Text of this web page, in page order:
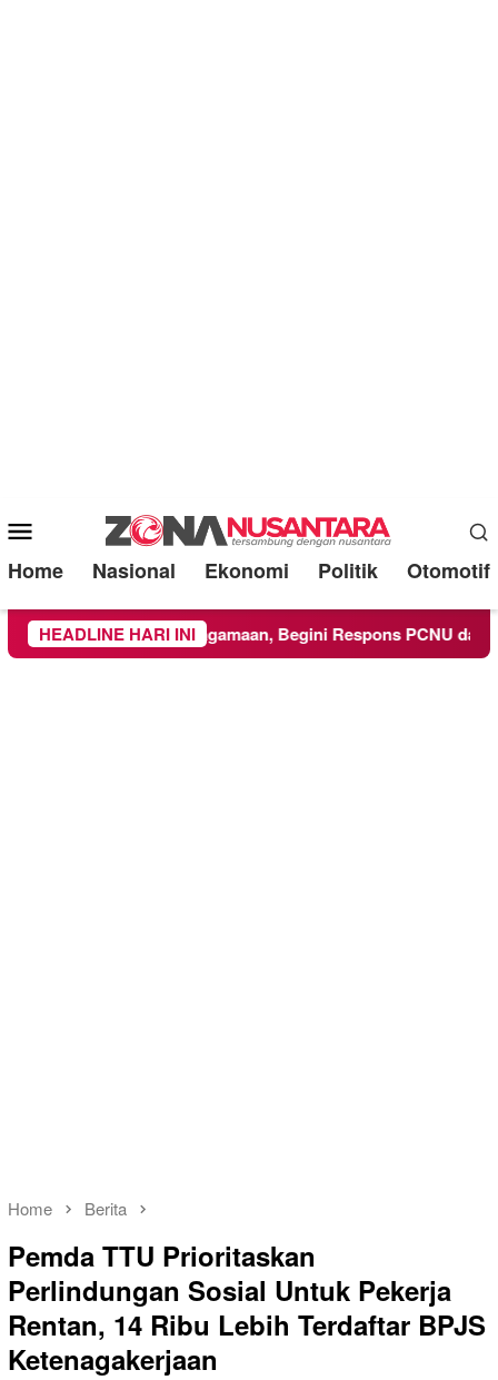
Mobile
Menu
Home Nasional Ekonomi Politik Otomotif
HEADLINE HARI INI
Keagamaan, Begini Respons PCNU dan Kampus
Home Berita
Pemda TTU Prioritaskan
Perlindungan Sosial Untuk Pekerja
Rentan, 14 Ribu Lebih Terdaftar BPJS
Ketenagakerjaan